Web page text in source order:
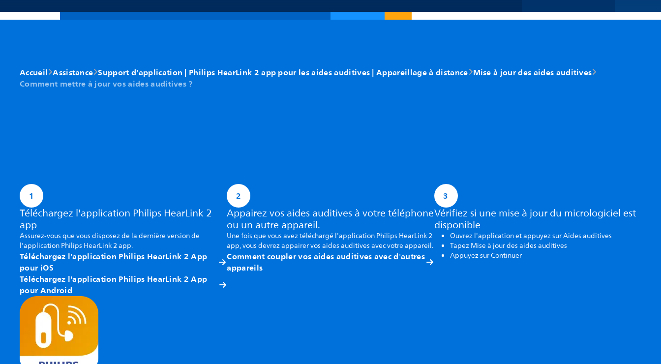
Accueil Assistance Support d'application | Philips HearLink 2 app pour les aides auditives | Appareillage à distance Mise à jour des aides auditives
Comment mettre à jour vos aides auditives ?
1
Téléchargez l'application Philips HearLink 2
app
Assurez-vous que vous disposez de la dernière version de
l'application Philips HearLink 2 app.
Téléchargez l'application Philips HearLink 2 App
pour iOS
Téléchargez l'application Philips HearLink 2 App
pour Android
2
Appairez vos aides auditives à votre téléphone
ou un autre appareil.
Une fois que vous avez téléchargé l'application Philips HearLink 2
app, vous devrez appairer vos aides auditives avec votre appareil.
Comment coupler vos aides auditives avec d'autres
appareils
3
Vérifiez si une mise à jour du micrologiciel est
disponible
Ouvrez l'application et appuyez sur Aides auditives
Tapez Mise à jour des aides auditives
Appuyez sur Continuer